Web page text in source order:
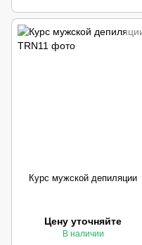
Курс мужской депиляции
Цену уточняйте
В наличии